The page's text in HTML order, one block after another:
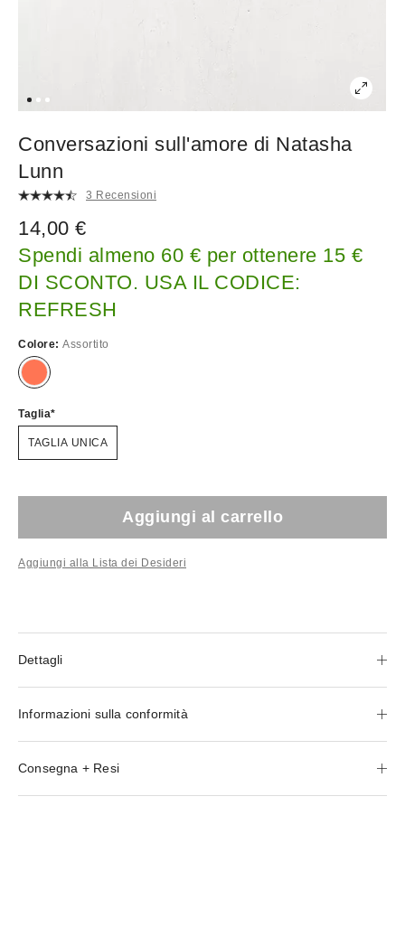
Conversazioni sull'amore di Natasha
Lunn
3 Recensioni
14,00 €
Spendi almeno 60 € per ottenere 15 €
DI SCONTO. USA IL CODICE:
REFRESH
Colore: Assortito
Taglia
TAGLIA UNICA
Aggiungi al carrello
Aggiungi alla Lista dei Desideri
Dettagli
Informazioni sulla conformità
Consegna + Resi